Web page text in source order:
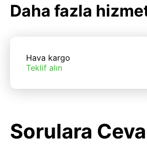
Daha fazla
Hava kargo
Teklif alın
Sorulara